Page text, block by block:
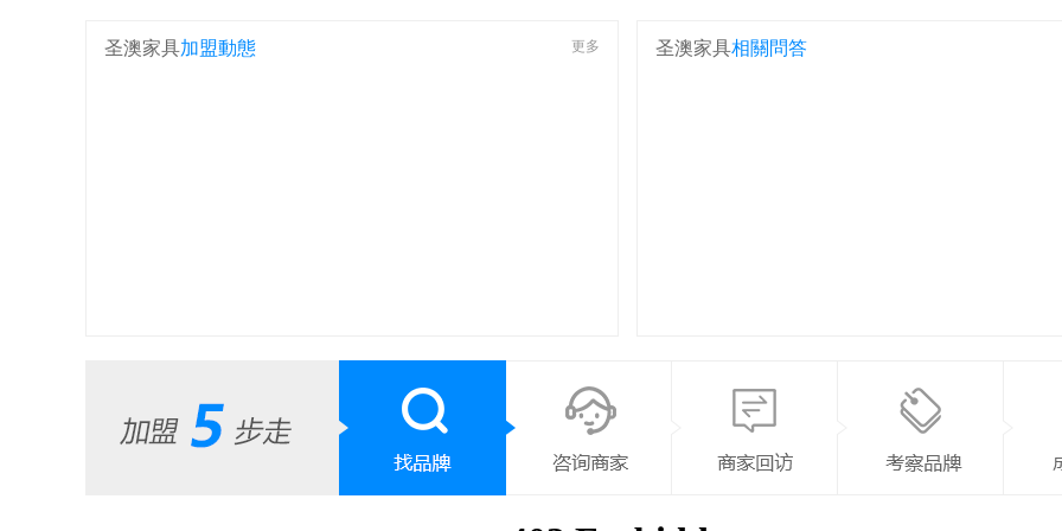
圣澳家具加盟動態 更多 圣澳家具相關問答